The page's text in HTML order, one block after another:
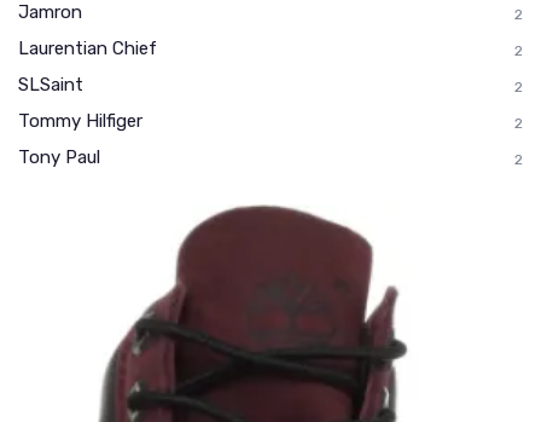
Jamron 2
Laurentian Chief 2
SLSaint 2
Tommy Hilfiger 2
Tony Paul 2